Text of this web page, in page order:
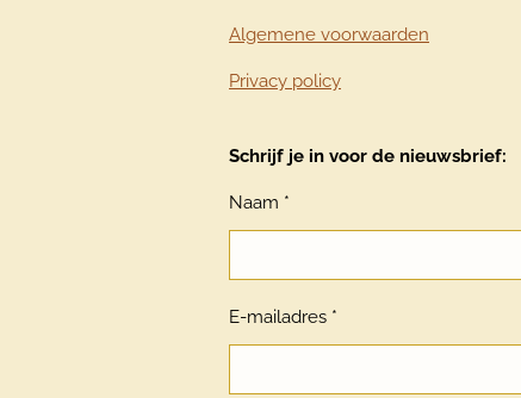
Algemene voorwaarden
Privacy policy
Schrijf je in voor de nieuwsbrief:
Naam *
E-mailadres *